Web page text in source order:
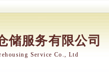
储服务有限公司
Service Co., Ltd